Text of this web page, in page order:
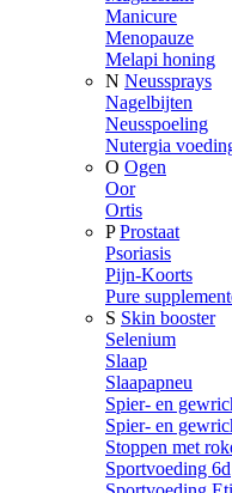
Manicure
Menopauze
Melapi honing
N Neussprays
Nagelbijten
Neusspoeling
Nutergia
O Ogen
Oor
Ortis
P Prostaat
Psoriasis
Pijn-Koorts
Pure
S Skin booster
Selenium
Slaap
Slaapapneu
Spier- en
Spier- en
Stoppen met
Sportvoeding 6d